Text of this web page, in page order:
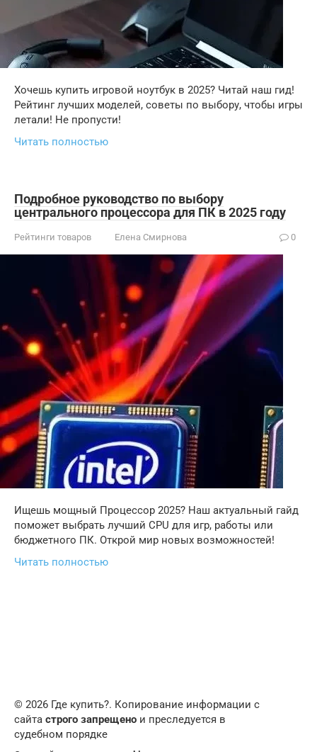
Хочешь купить игровой ноутбук в 2025? Читай наш гид!
Рейтинг лучших моделей, советы по выбору, чтобы игры
летали! Не пропусти!
Читать полностью
Подробное руководство по выбору
центрального процессора для ПК в 2025 году
Рейтинги товаров Елена Смирнова 0
Ищешь мощный Процессор 2025? Наш актуальный гайд
поможет выбрать лучший CPU для игр, работы или
бюджетного ПК. Открой мир новых возможностей!
Читать полностью
© 2026 Где купить?. Копирование информации с
сайта строго запрещено и преследуется в
судебном порядке